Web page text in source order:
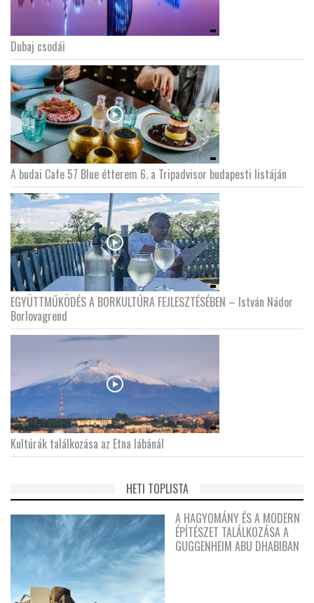
Dubaj csodái
A budai Cafe 57 Blue étterem 6. a Tripadvisor budapesti listáján
EGYÜTTMŰKÖDÉS A BORKULTÚRA FEJLESZTÉSÉBEN – István Nádor
Borlovagrend
Kultúrák találkozása az Etna lábánál
HETI TOPLISTA
A HAGYOMÁNY ÉS A MODERN
ÉPÍTÉSZET TALÁLKOZÁSA A
GUGGENHEIM ABU DHABIBAN